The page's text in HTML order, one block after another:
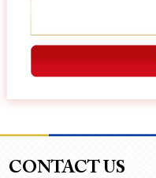
CONTACT US